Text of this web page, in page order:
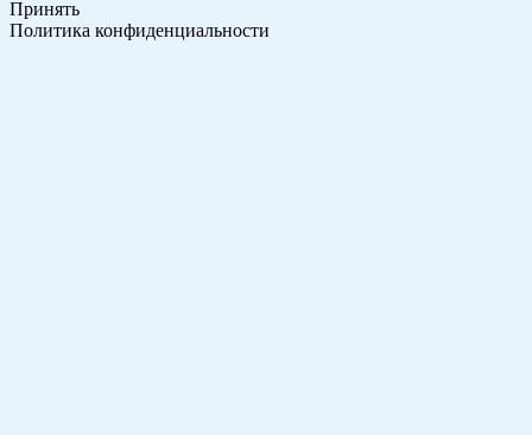
Принять
Политика конфиденциальности